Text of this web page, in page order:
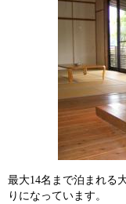
最大14名まで泊まれる
りになっています。